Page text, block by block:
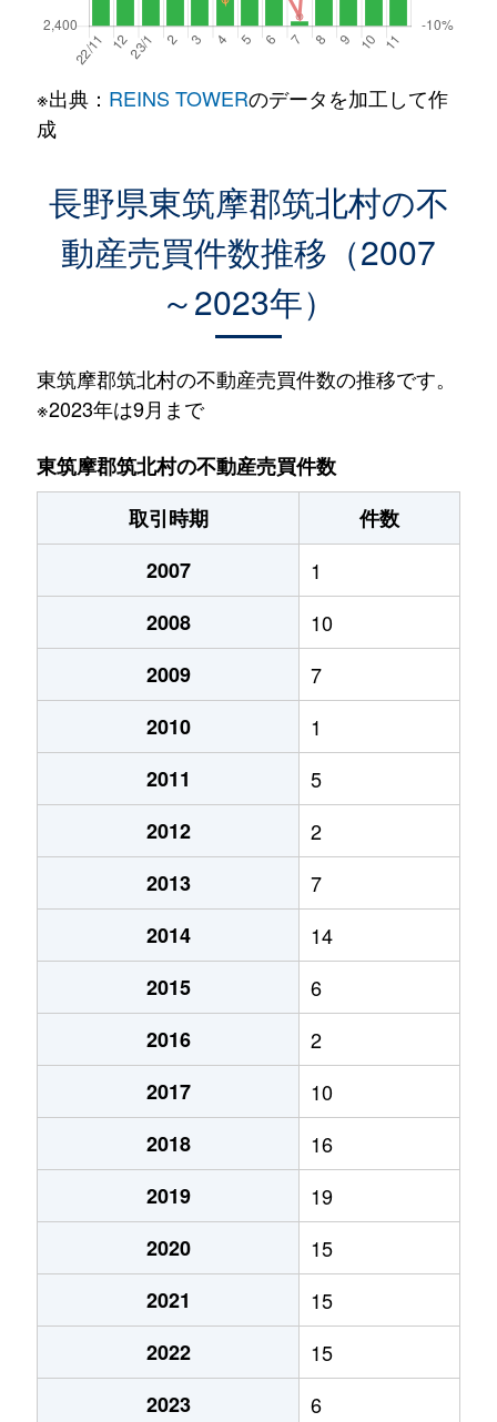
※出典： REINS TOWERのデータを加工して作
成
長野県東筑摩郡筑北村の不
動産売買件数推移（2007
～2023年）
東筑摩郡筑北村の不動産売買件数の推移です。
※2023年は9月まで
東筑摩郡筑北村の不動産売買件数
取引時期
件数
2007
1
2008
10
2009
7
2010
1
2011
5
2012
2
2013
7
2014
14
2015
6
2016
2
2017
10
2018
16
2019
19
2020
15
2021
15
2022
15
2023
6